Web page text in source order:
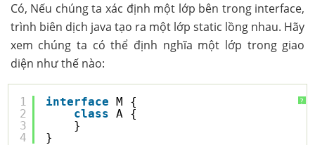
Có, Nếu chúng ta xác định một lớp bên trong interface,
trình biên dịch java tạo ra một lớp static lồng nhau. Hãy
xem chúng ta có thể định nghĩa một lớp trong giao
diện như thế nào:
?
1
2
3
4
interface
M {
class
A {
}
}